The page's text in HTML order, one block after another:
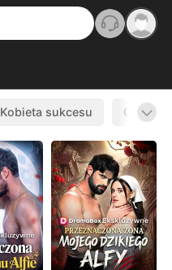
Kobieta sukcesu